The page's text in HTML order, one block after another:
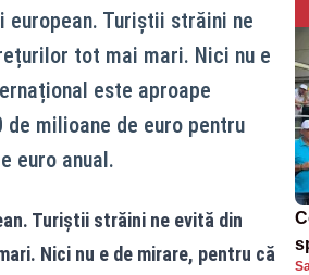
european. Turiștii străini ne
tot mai mari. Nici nu e
este aproape
milioane de euro pentru
euro anual.
Turiștii străini ne evită din
Nici nu e de mirare, pentru că